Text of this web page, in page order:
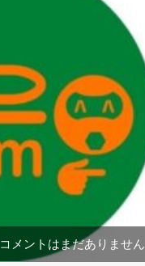
コメントはまだありません